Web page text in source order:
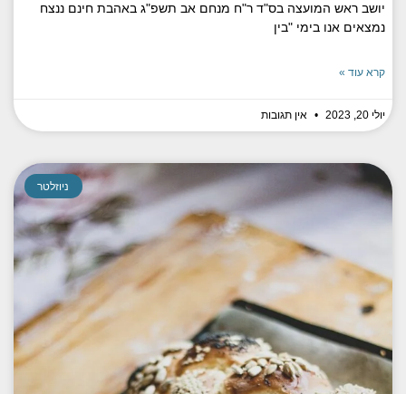
יושב ראש המועצה בס"ד ר"ח מנחם אב תשפ"ג באהבת חינם ננצח
נמצאים אנו בימי "בין
קרא עוד »
יולי 20, 2023 אין תגובות
ניוזלטר